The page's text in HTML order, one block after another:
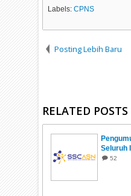
Labels:CPNS
Posting Lebih Baru
RELATED POSTS
Seluruh
52